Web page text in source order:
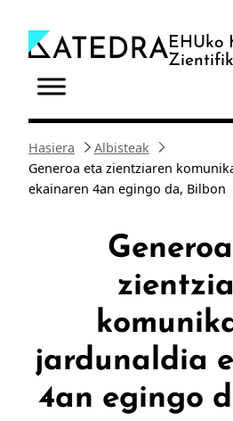
edukira
EHUko
Hasiera
Albisteak
Generoa eta zientziaren
ekainaren 4an egingo da, Bilbon
jardunaldia
4an egingo